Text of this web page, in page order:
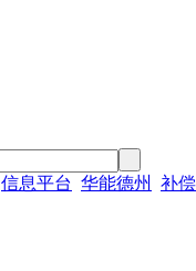
信息平台 华能德州 补